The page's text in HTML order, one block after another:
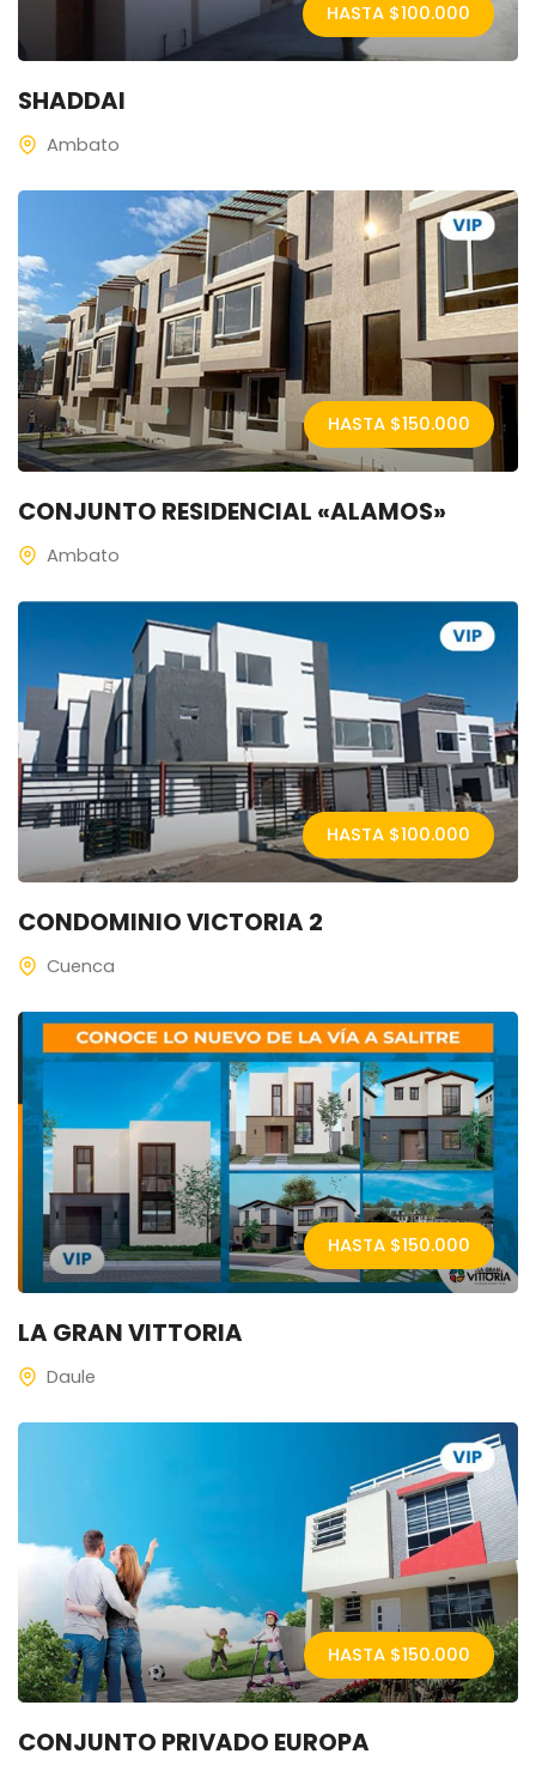
HASTA $100.000
SHADDAI
Ambato
HASTA $150.000
CONJUNTO RESIDENCIAL «ALAMOS»
Ambato
HASTA $100.000
CONDOMINIO VICTORIA 2
Cuenca
HASTA $150.000
LA GRAN VITTORIA
Daule
HASTA $150.000
CONJUNTO PRIVADO EUROPA